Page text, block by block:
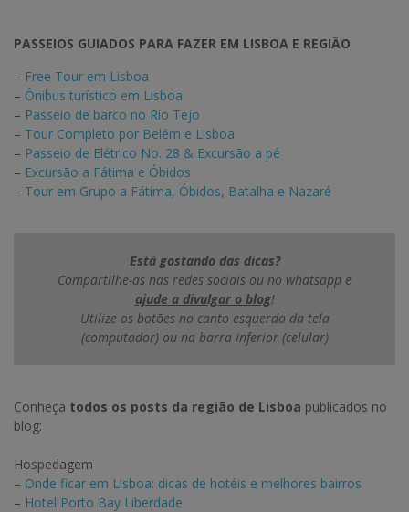
PASSEIOS GUIADOS PARA FAZER EM LISBOA E REGIÃO
– Free Tour em Lisboa
– Ônibus turístico em Lisboa
– Passeio de barco no Rio Tejo
– Tour Completo por Belém e Lisboa
– Passeio de Elétrico No. 28 & Excursão a pé
– Excursão a Fátima e Óbidos
– Tour em Grupo a Fátima, Óbidos, Batalha e Nazaré
Está gostando das dicas?
Compartilhe-as nas redes sociais ou no whatsapp e
ajude a divulgar o blog!
Utilize os botões no canto esquerdo da tela
(computador) ou na barra inferior (celular)
Conheça todos os posts da região de Lisboa publicados no
blog:
Hospedagem
– Onde ficar em Lisboa: dicas de hotéis e melhores bairros
– Hotel Porto Bay Liberdade